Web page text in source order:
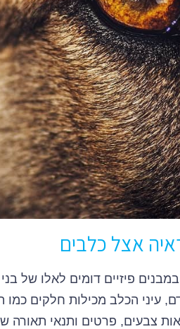
אצל כלבים
פיזיים דומים לאלו של בני
עיני הכלב מכילות חלקים
צבעים, פרטים ותנאי תאורה